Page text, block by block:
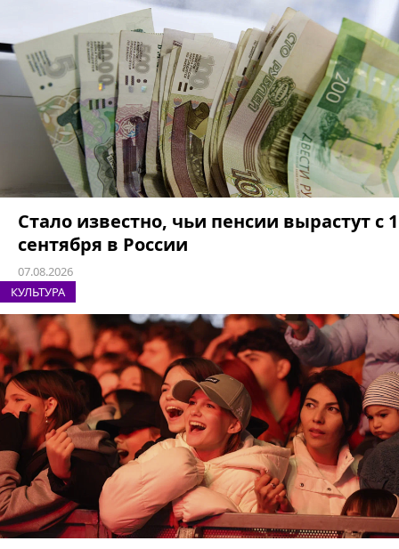
Стало известно, чьи пенсии вырастут с 1
сентября в России
07.08.2026
КУЛЬТУРА